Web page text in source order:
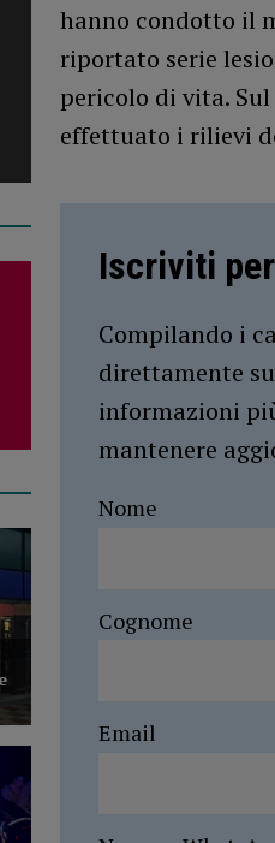
hanno condotto il
riportato serie
pericolo di vita.
effettuato i rilievi
Iscriviti
Compilando i
direttamente
informazioni
mantenere
Nome
Cognome
Email